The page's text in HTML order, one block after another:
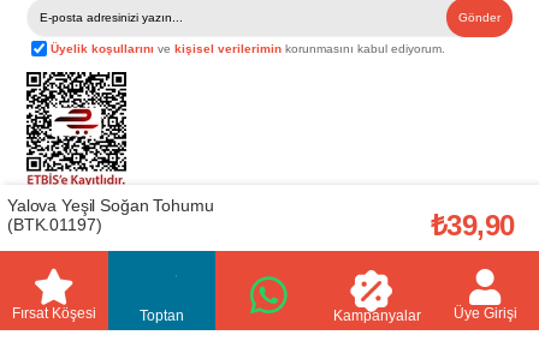
Gönder
Üyelik koşullarını vekişisel verilerimin korunmasını kabul ediyorum.
Telif Hakkı © 2026Afeks Yapı Market
. Tüm hakları saklıdır.
Bu web sitesindeki tüm ürünler ticari amaçlıdır. Web sitemizde yer alan
görsel ve yazılı içerikler firmamıza ait olup, firmamızın yazılı izni alınmadan
başka yerlerde kullanılamaz. İçeriklerin izin alınmadan kopyalanması ve
kullanılması 5846 sayılı Fikir ve Sanat Eserleri Yasasına göre suçtur.
Fırsat Köşesi Toptan Kampanyalar Üye Girişi
Yalova Yeşil Soğan Tohumu
(BTK.01197)
₺39,90